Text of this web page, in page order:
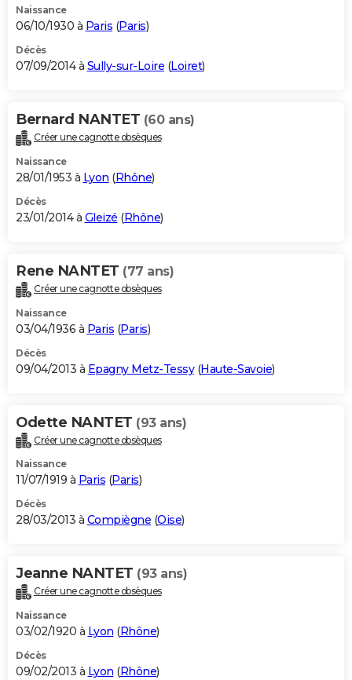
Naissance
06/10/1930 à Paris (Paris)
Décès
07/09/2014 à Sully-sur-Loire (Loiret)
Bernard NANTET (60 ans)
Créer une cagnotte obsèques
Naissance
28/01/1953 à Lyon (Rhône)
Décès
23/01/2014 à Gleizé (Rhône)
Rene NANTET (77 ans)
Créer une cagnotte obsèques
Naissance
03/04/1936 à Paris (Paris)
Décès
09/04/2013 à Epagny Metz-Tessy(Haute-Savoie)
Odette NANTET (93 ans)
Créer une cagnotte obsèques
Naissance
11/07/1919 à Paris (Paris)
Décès
28/03/2013 à Compiègne (Oise)
Jeanne NANTET (93 ans)
Créer une cagnotte obsèques
Naissance
03/02/1920 à Lyon (Rhône)
Décès
09/02/2013 à Lyon (Rhône)